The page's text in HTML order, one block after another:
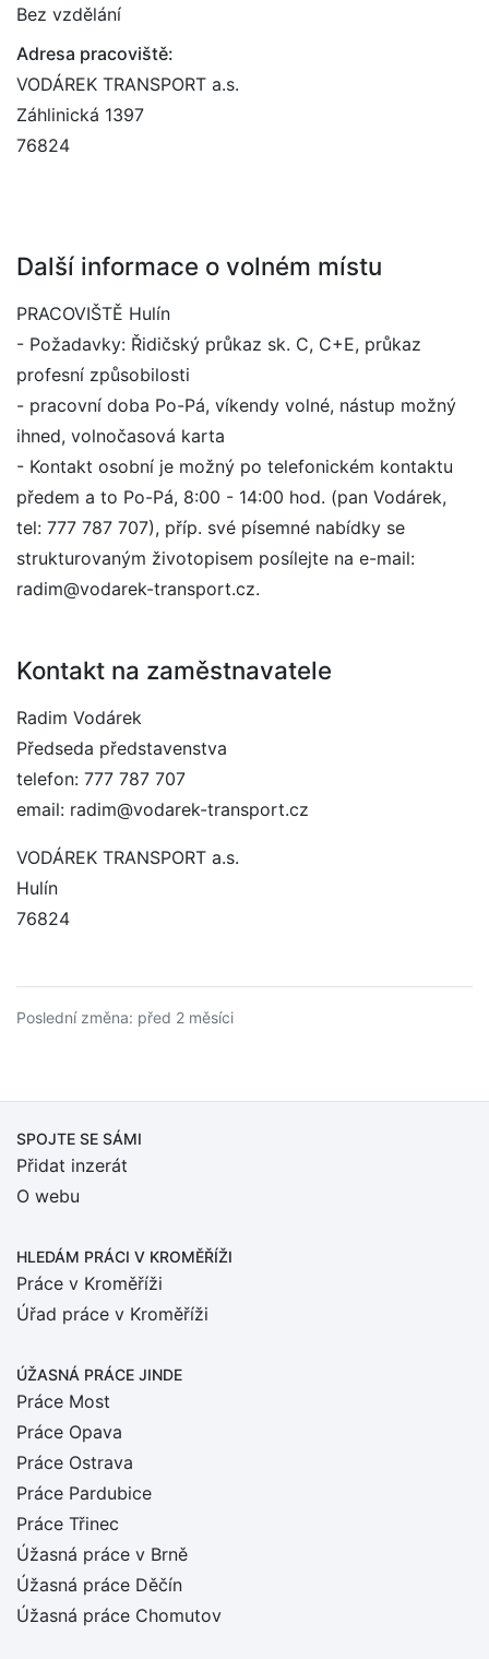
Bez vzdělání
Adresa pracoviště:
VODÁREK TRANSPORT a.s.
Záhlinická 1397
76824
Další informace o volném místu
PRACOVIŠTĚ Hulín
- Požadavky: Řidičský průkaz sk. C, C+E, průkaz
profesní způsobilosti
- pracovní doba Po-Pá, víkendy volné, nástup možný
ihned, volnočasová karta
- Kontakt osobní je možný po telefonickém kontaktu
předem a to Po-Pá, 8:00 - 14:00 hod. (pan Vodárek,
tel: 777 787 707), příp. své písemné nabídky se
strukturovaným životopisem posílejte na e-mail:
radim@vodarek-transport.cz.
Kontakt na zaměstnavatele
Radim Vodárek
Předseda představenstva
telefon: 777 787 707
email: radim@vodarek-transport.cz
VODÁREK TRANSPORT a.s.
Hulín
76824
Poslední změna: před 2 měsíci
SPOJTE SE SÁMI
Přidat inzerát
O webu
HLEDÁM PRÁCI V KROMĚŘÍŽI
Práce v Kroměříži
Úřad práce v Kroměříži
ÚŽASNÁ PRÁCE JINDE
Práce Most
Práce Opava
Práce Ostrava
Práce Pardubice
Práce Třinec
Úžasná práce v Brně
Úžasná práce Děčín
Úžasná práce Chomutov